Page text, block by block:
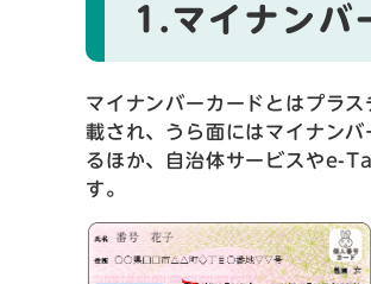
1.マイナンバ
マイナンバーカードとはプラ
載され、うら面にはマイナン
るほか、自治体サービスやe-
す。